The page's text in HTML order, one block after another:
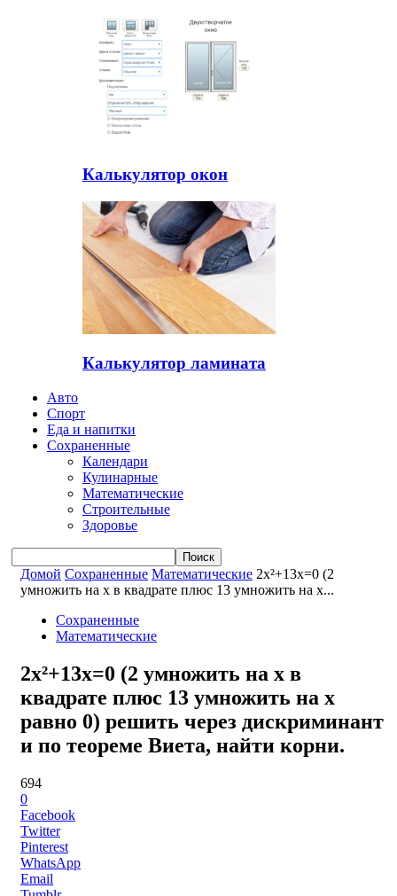
Калькулятор окон
Калькулятор ламината
Авто
Спорт
Еда и напитки
Сохраненные
Календари
Кулинарные
Математические
Строительные
Здоровье
Домой Сохраненные Математические 2x²+13x=0 (2
умножить на x в квадрате плюс 13 умножить на x...
Сохраненные
Математические
2x²+13x=0 (2 умножить на x в
квадрате плюс 13 умножить на x
равно 0) решить через дискриминант
и по теореме Виета, найти корни.
694
0
Facebook
Twitter
Pinterest
WhatsApp
Email